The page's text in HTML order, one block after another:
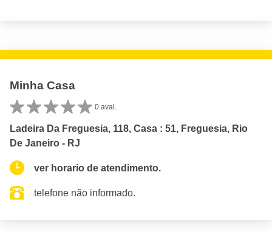
Minha Casa
0 aval.
Ladeira Da Freguesia, 118, Casa : 51, Freguesia, Rio
De Janeiro - RJ
ver horario de atendimento.
telefone não informado.